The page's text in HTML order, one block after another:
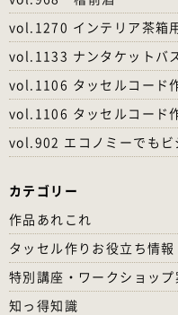
vol.1270 インテリア茶箱
vol.1133 ナンタケットバ
vol.1106 タッセルコード
vol.1106 タッセルコード
vol.902 エコノミーでもビ
カテゴリー
作品あれこれ
タッセル作りお役立ち情報
特別講座・ワークショップ
知っ得知識